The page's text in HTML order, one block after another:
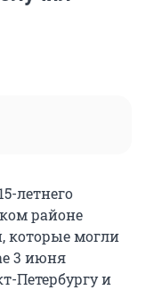
летнего
районе
которые могли
3 июня
Петербургу и